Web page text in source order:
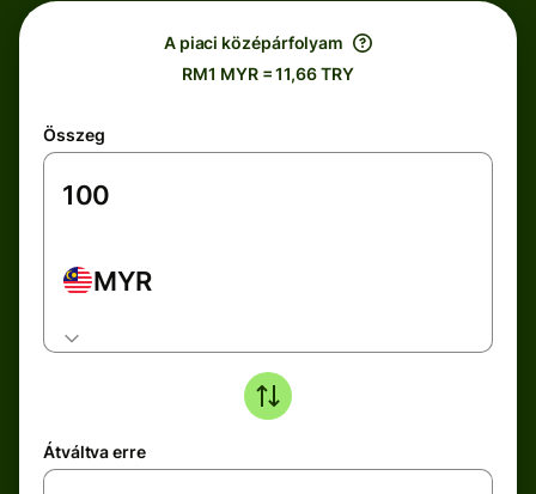
A piaci középárfolyam
RM1 MYR = 11,66 TRY
Összeg
MYR
Átváltva erre